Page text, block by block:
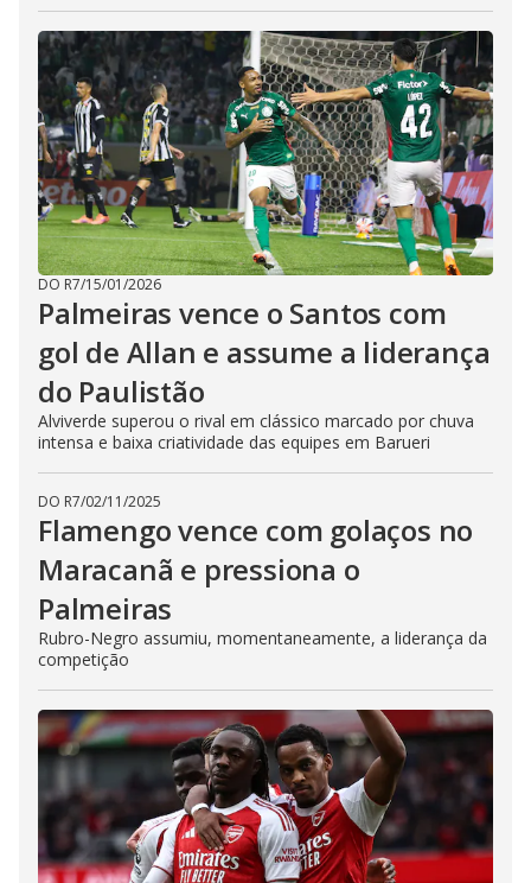
DO R7/15/01/2026
Palmeiras vence o Santos com
gol de Allan e assume a liderança
do Paulistão
Alviverde superou o rival em clássico marcado por chuva
intensa e baixa criatividade das equipes em Barueri
DO R7/02/11/2025
Flamengo vence com golaços no
Maracanã e pressiona o
Palmeiras
Rubro-Negro assumiu, momentaneamente, a liderança da
competição